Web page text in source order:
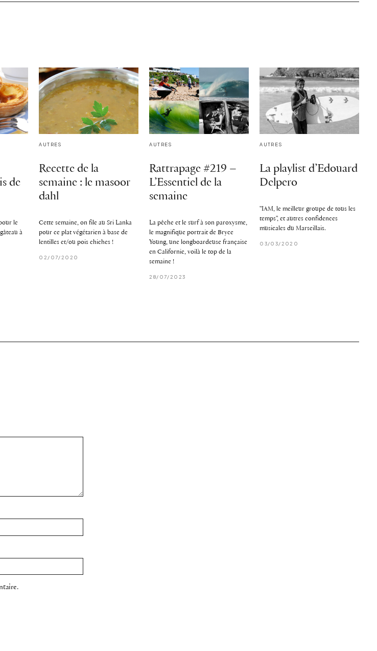
de
le
à
AUTRES
Recette de la
semaine : le masoor
dahl
Cette semaine, on file au Sri Lanka
pour ce plat végétarien à base de
lentilles et/ou pois chiches !
02/07/2020
AUTRES
Rattrapage #219 –
L’Essentiel de la
semaine
La pêche et le surf à son paroxysme,
le magnifique portrait de Bryce
Young, une longboardeuse française
en Californie, voilà le top de la
semaine !
28/07/2023
AUTRES
La playlist d’Edouard
Delpero
"IAM, le meilleur groupe de tous les
temps", et autres confidences
musicales du Marseillais.
03/03/2020